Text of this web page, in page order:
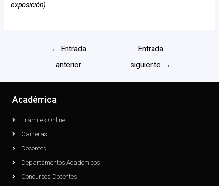
exposición)
← Entrada
anterior
Entrada
siguiente →
Académica
Trámites Online
Carreras
Docentes
Departamentos Académicos
Concursos Docentes